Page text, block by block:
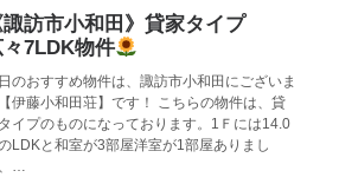
諏訪市小和田》貸家タイプ
々7LDK物件
のおすすめ物件は、諏訪市小和田にございま
伊藤小和田荘】です！ こちらの物件は、貸
イプのものになっております。1Ｆには14.0
LDKと和室が3部屋洋室が1部屋ありまし
…